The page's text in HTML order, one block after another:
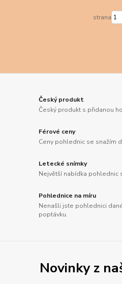
strana
Český produkt
Český produkt s přidanou
Férové ceny
Ceny pohlednic se snažím
Letecké snímky
Největší nabídka pohlednic
Pohlednice na míru
Nenašli jste pohlednici
poptávku.
Novinky z